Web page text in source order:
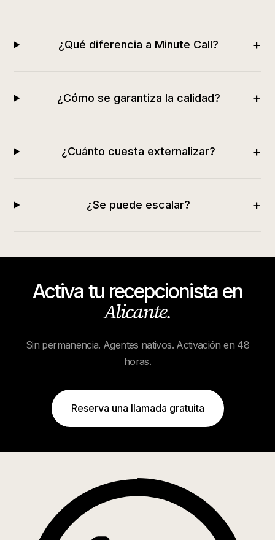
¿Qué diferencia a Minute Call? +
¿Cómo se garantiza la calidad? +
¿Cuánto cuesta externalizar? +
¿Se puede escalar? +
Activa tu recepcionista en
Alicante.
Sin permanencia. Agentes nativos. Activación en 48
horas.
Reserva una llamada gratuita